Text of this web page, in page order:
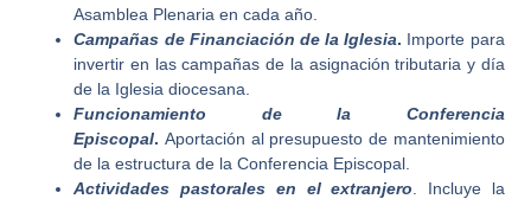
Asamblea Plenaria en cada año.
Campañas de Financiación de la Iglesia. Importe para
invertir en las campañas de la asignación tributaria y día
de la Iglesia diocesana.
Funcionamiento de la Conferencia
Episcopal. Aportación al presupuesto de mantenimiento
de la estructura de la Conferencia Episcopal.
Actividades pastorales en el extranjero . Incluye la